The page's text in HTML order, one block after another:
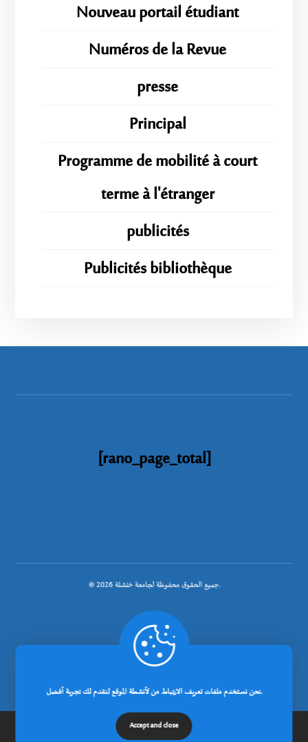
Nouveau portail étudiant
Numéros de la Revue
presse
Principal
Programme de mobilité à court
terme à l'étranger
publicités
Publicités bibliothèque
[rano_page_total]
© جميع الحقوق محفوظة لجامعة خنشلة 2026.
.
نحن نستخدم ملفات تعريف الارتباط من لأنشطة الموقع لنقدم لك تجربة أفضل.
Accept and close